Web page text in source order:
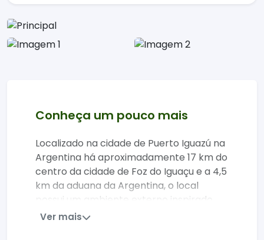
Conheça um pouco mais
Localizado na cidade de Puerto Iguazú na
Argentina há aproximadamente 17 km do
centro da cidade de Foz do Iguaçu e a 4,5
km da aduana da Argentina, o local
possui um ambiente externo inspirado
nas Missões Jesuítas, com uma
Ver mais